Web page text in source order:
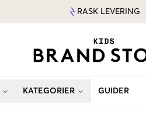
RASK LEVERING
KATEGORIER GUIDER